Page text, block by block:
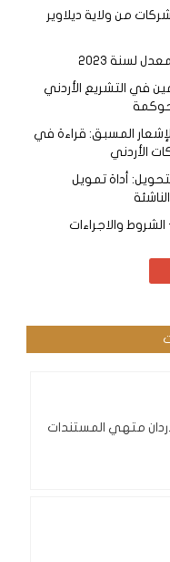
من ولاية ديلاوير
لسنة 2023
في التشريع الأردني
المسبق: قراءة في
الأردني
أداة تمويل
والاجراءات
متهي المستندات